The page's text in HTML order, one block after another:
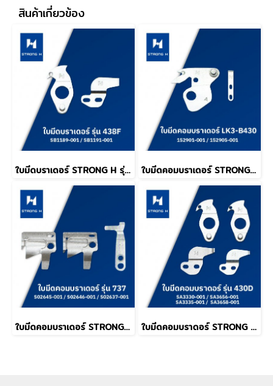
สินค้าเกี่ยวข้อง
ใบมีดบราเดอร์ STRONG H รุ่น 438F ใบมีดคอมบราเดอร์ STRONG รุ่น LK3-B430
ใบมีดคอมบราเดอร์ STRONG H รุ่น 737 ใบมีดคอมบราดอร์ STRONG H รุ่น 430D